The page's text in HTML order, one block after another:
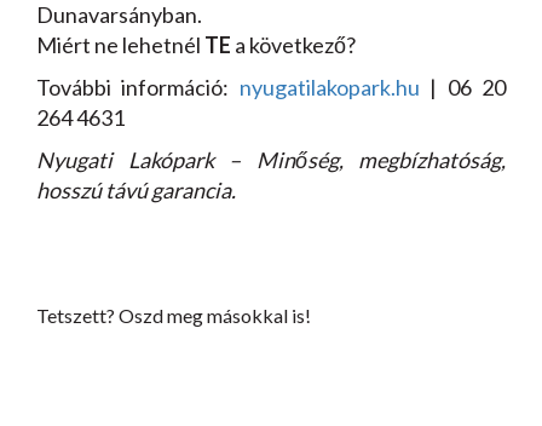
Dunavarsányban.
Miért ne lehetnél TE a következő?
További információ: nyugatilakopark.hu | 06 20
264 4631
Nyugati Lakópark – Minőség, megbízhatóság,
hosszú távú garancia.
Tetszett? Oszd meg másokkal is!